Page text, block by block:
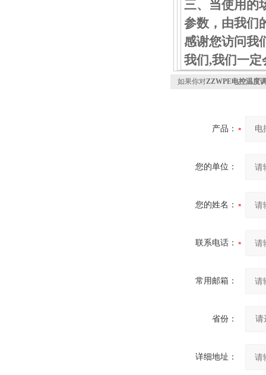
三、当使用的
参数，由我们
感谢您访问我
我们,我们一
如果你对ZZWPE电控温度
产品：
您的单位：
您的姓名：
联系电话：
常用邮箱：
省份：
详细地址：